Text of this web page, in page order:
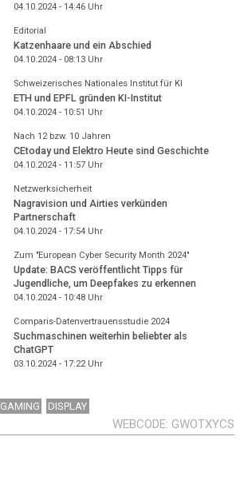
04.10.2024 - 14:46Uhr
Editorial
Katzenhaare und ein Abschied
04.10.2024 - 08:13Uhr
Schweizerisches Nationales Institut für KI
ETH und EPFL gründen KI-Institut
04.10.2024 - 10:51 Uhr
Nach 12 bzw. 10 Jahren
CEtoday und Elektro Heute sind Geschichte
04.10.2024 - 11:57Uhr
Netzwerksicherheit
Nagravision und Airties verkünden
Partnerschaft
04.10.2024 - 17:54Uhr
Zum "European Cyber Security Month 2024"
Update: BACS veröffentlicht Tipps für
Jugendliche, um Deepfakes zu erkennen
04.10.2024 - 10:48Uhr
Comparis-Datenvertrauensstudie 2024
Suchmaschinen weiterhin beliebter als
ChatGPT
03.10.2024 - 17:22Uhr
GAMING DISPLAY
WEBCODE GWOTXYCS